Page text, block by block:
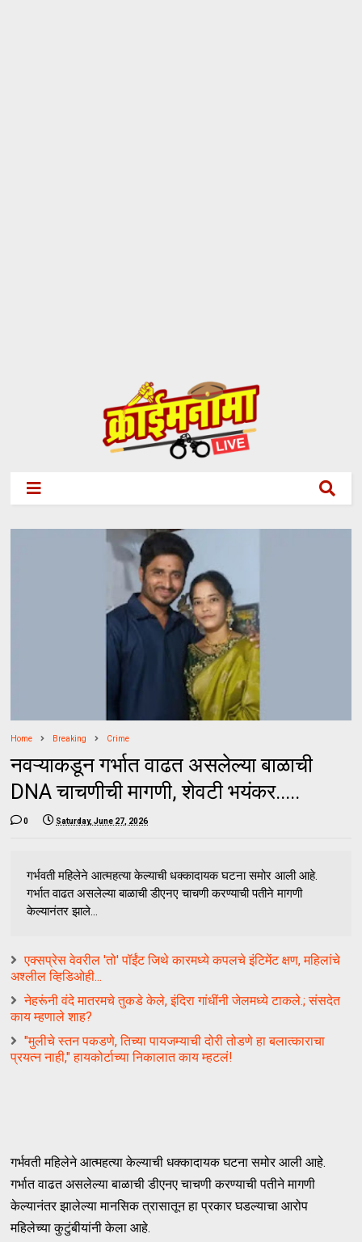
Home Breaking Crime
नवऱ्याकडून गर्भात वाढत असलेल्या बाळाची
DNA चाचणीची मागणी, शेवटी भयंकर.....
0 Saturday, June 27, 2026
गर्भवती महिलेने आत्महत्या केल्याची धक्कादायक घटना समोर आली आहे.
गर्भात वाढत असलेल्या बाळाची डीएनए चाचणी करण्याची पतीने मागणी
केल्यानंतर झाले...
एक्सप्रेस वेवरील 'तो' पॉईंट जिथे कारमध्ये कपलचे इंटिमेंट क्षण, महिलांचे
अश्लील व्हिडिओही...
नेहरूंनी वंदे मातरमचे तुकडे केले, इंदिरा गांधींनी जेलमध्ये टाकले.; संसदेत
काय म्हणाले शाह?
"मुलीचे स्तन पकडणे, तिच्या पायजम्याची दोरी तोडणे हा बलात्काराचा
प्रयत्न नाही," हायकोर्टाच्या निकालात काय म्हटलं!
गर्भवती महिलेने आत्महत्या केल्याची धक्कादायक घटना समोर आली आहे.
गर्भात वाढत असलेल्या बाळाची डीएनए चाचणी करण्याची पतीने मागणी
केल्यानंतर झालेल्या मानसिक त्रासातून हा प्रकार घडल्याचा आरोप
महिलेच्या कुटुंबीयांनी केला आहे.